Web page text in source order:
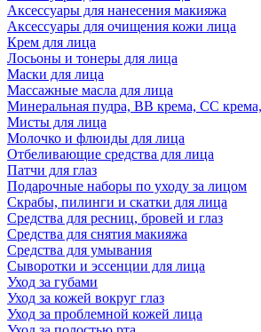
Аксессуары для нанесения макияжа
Аксессуары для очищения кожи лица
Крем для лица
Лосьоны и тонеры для лица
Маски для лица
Массажные масла для лица
Минеральная пудра, BB крема, СС
Мисты для лица
Молочко и флюиды для лица
Отбеливающие средства для лица
Патчи для глаз
Подарочные наборы по уходу за лицом
Скрабы, пилинги и скатки для лица
Средства для ресниц, бровей и глаз
Средства для снятия макияжа
Средства для умывания
Сыворотки и эссенции для лица
Уход за губами
Уход за кожей вокруг глаз
Уход за проблемной кожей лица